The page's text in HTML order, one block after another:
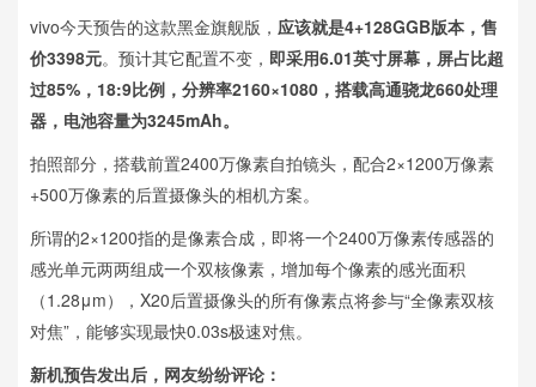
vivo今天预告的这款黑金旗舰版， 应该就是4+128GGB版本，售
价3398元。预计其它配置不变， 即采用6.01英寸屏幕，屏占比超
过85%，18:9比例，分辨率2160×1080，搭载高通骁龙660处理
器，电池容量为3245mAh。
拍照部分，搭载前置2400万像素自拍镜头，配合2×1200万像素
+500万像素的后置摄像头的相机方案。
所谓的2×1200指的是像素合成，即将一个2400万像素传感器的
感光单元两两组成一个双核像素，增加每个像素的感光面积
（1.28μm），X20后置摄像头的所有像素点将参与“全像素双核
对焦”，能够实现最快0.03s极速对焦。
新机预告发出后，网友纷纷评论：